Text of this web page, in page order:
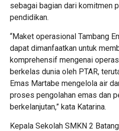
sebagai bagian dari komitmen
pendidikan.
“Maket operasional Tambang
dapat dimanfaatkan untuk
komprehensif mengenai
berkelas dunia oleh PTAR,
Emas Martabe mengelola air
proses pengolahan emas dan
berkelanjutan,” kata Katarina.
Kepala Sekolah SMKN 2